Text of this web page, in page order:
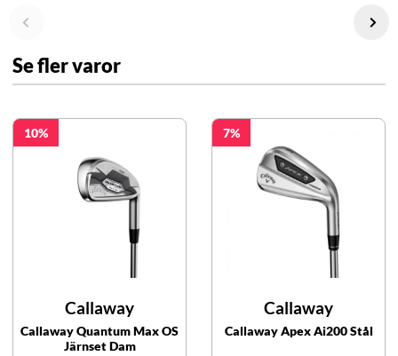
Se fler varor
10
Callaway
Callaway Quantum Max OS
Järnset Dam
7
Callaway
Callaway Apex Ai200 Stål